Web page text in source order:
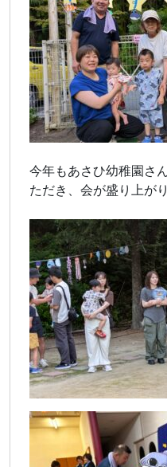
今年もあさひ幼稚園さ
ただき、会が盛り上が